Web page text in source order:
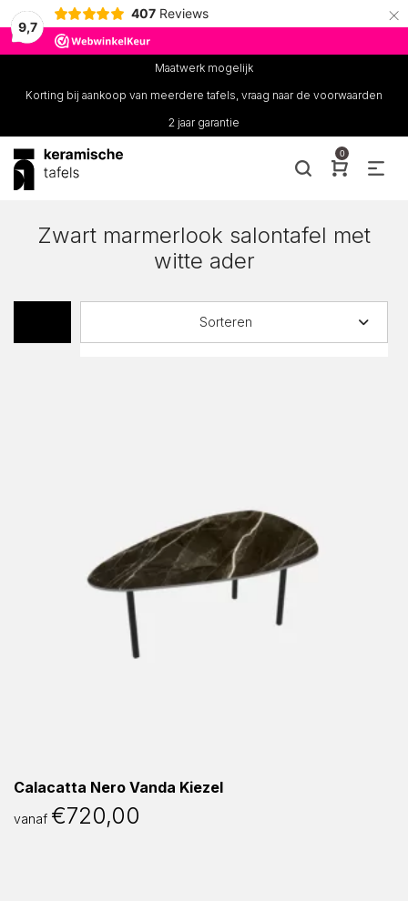
9,7
407 Reviews ×
Maatwerk mogelijk
Korting bij aankoop van meerdere tafels, vraag naar de voorwaarden
2 jaar garantie
0
Zwart marmerlook salontafel met
witte ader
Sorteren
Calacatta Nero Vanda Kiezel
vanaf €720,00